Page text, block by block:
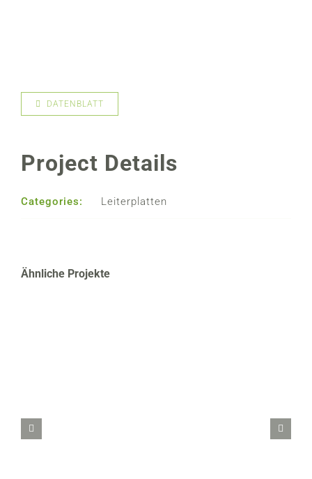
DATENBLATT
Project Details
Categories: Leiterplatten
Ähnliche Projekte